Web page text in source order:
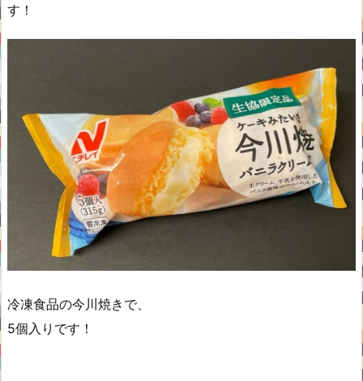
す！
冷凍食品の今川焼きで、
5個入りです！